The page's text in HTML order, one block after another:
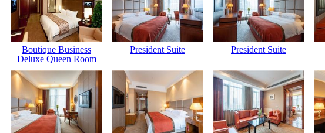
Boutique Business
Deluxe Queen Room
President Suite President Suite